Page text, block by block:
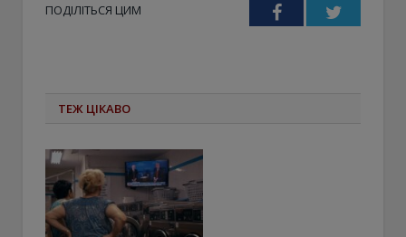
ПОДІЛІТЬСЯ ЦИМ FacebookTwitter
ТЕЖ ЦІКАВО